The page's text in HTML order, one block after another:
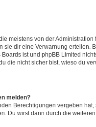
meistens von der
sie dir eine Verwarnung erteilen.
ist und phpBB Limited
die nicht sicher bist, wieso du
melden?
Berechtigungen vergeben
Du wirst dann durch die